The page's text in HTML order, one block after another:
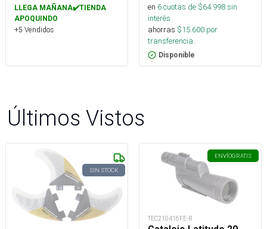
LLEGA MAÑANA✔️TIENDA
APOQUINDO
+5 Vendidos
en 6cuotas de $64.998sin
interés
ahorras $15.600 por
transferencia.
Disponible
Últimos Vistos
SIN STOCK
ENVÍOGRATIS
TEC210416FE-R